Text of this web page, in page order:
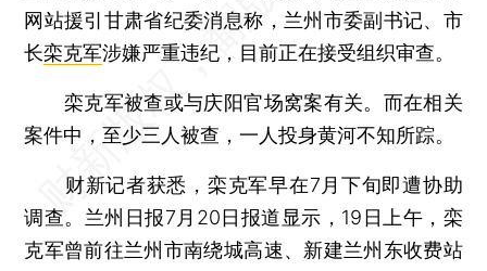
网站援引甘肃省纪委消息称，兰州市委副书记、市
长栾克军涉嫌严重违纪，目前正在接受组织审查。
栾克军被查或与庆阳官场窝案有关。而在相关
案件中，至少三人被查，一人投身黄河不知所踪。
财新记者获悉，栾克军早在7月下旬即遭协助
调查。兰州日报7月20日报道显示，19日上午，栾
克军曾前往兰州市南绕城高速、新建兰州东收费站